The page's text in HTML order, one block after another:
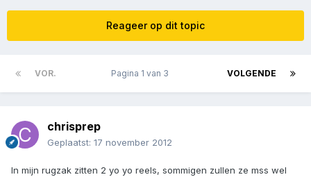
Reageer op dit topic
VOR. VOLGENDE
Pagina 1 van 3
chrisprep
Geplaatst: 17 november 2012
In mijn rugzak zitten 2 yo yo reels, sommigen zullen ze mss wel